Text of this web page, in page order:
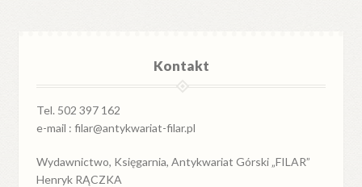
Kontakt
Tel. 502 397 162
e-mail : filar@antykwariat-filar.pl
Wydawnictwo, Księgarnia, Antykwariat Górski „FILAR”
Henryk RĄCZKA